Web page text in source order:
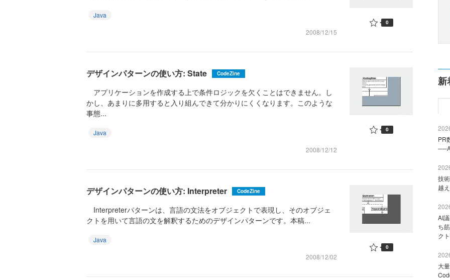
Java
2008/12/15
0
デザインパターンの使い方: State CodeZine
アプリケーションを作成する上で条件ロジックを欠くことはできません。し
かし、あまりに多用すると入り組んできて分かりにくくなります。このような
事態...
Java
2008/12/12
0
デザインパターンの使い方: Interpreter CodeZine
Interpreterパターンは、言語の文法をオブジェクトで表現し、そのオブジェ
クトを用いて言語の文を解釈するためのデザインパターンです。本稿...
Java
2008/12/02
0
新
PR
技
越
AI
ち
ク
大